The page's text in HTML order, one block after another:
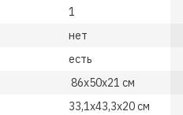
1
нет
есть
86х50х21 см
33,1х43,3х20 см